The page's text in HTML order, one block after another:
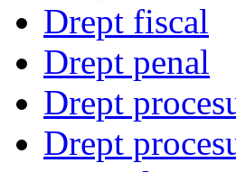
Drept fiscal
Drept penal
Drept
Drept